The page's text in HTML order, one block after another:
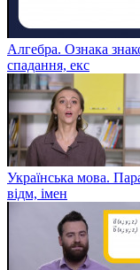
Алгебра. Ознака
спадання, екс
Українська мова.
відм, імен